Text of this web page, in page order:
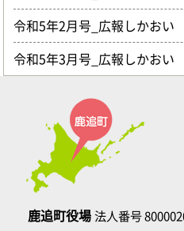
令和5年2月号_広報しかおい
令和5年3月号_広報しかおい
鹿追町役場法人番号